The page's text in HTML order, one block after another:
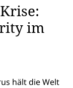
im
hält die Welt